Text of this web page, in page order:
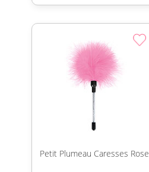
Petit Plumeau Caresses Rose